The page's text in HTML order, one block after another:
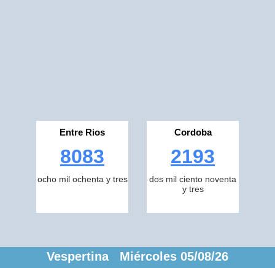
Entre Rios
8083
ocho mil ochenta y tres
Cordoba
2193
dos mil ciento noventa
y tres
Vespertina Miércoles 05/08/26